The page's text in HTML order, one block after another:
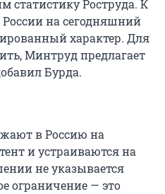
статистику Роструда. К
на сегодняшний
характер. Для
Минтруд предлагает
Бурда.
в Россию на
и устраиваются на
не указывается
ограничение — это